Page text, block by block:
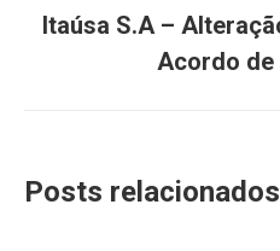
Itaúsa S.A –
Acordo
Posts relacionados